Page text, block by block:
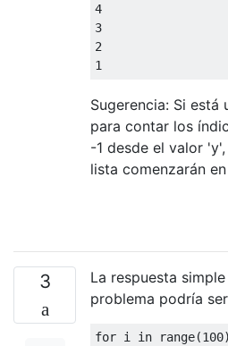
4
3
2
1
Sugerencia: Si
para contar los
-1 desde el valor
lista comenzarán
3
La respuesta
problema podría
for i in range(100